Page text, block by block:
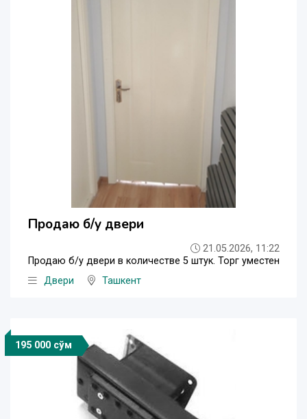
Продаю б/у двери
21.05.2026, 11:22
Продаю б/у двери в количестве 5 штук. Торг уместен
Двери
Ташкент
195 000 сўм